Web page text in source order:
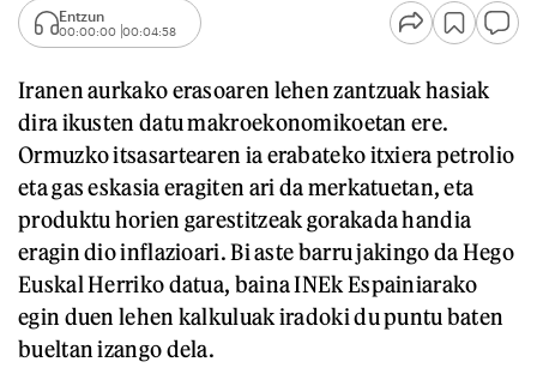
Entzun
00:00:00 00:04:58
Iranen aurkako erasoaren lehen zantzuak hasiak
dira ikusten datu makroekonomikoetan ere.
Ormuzko itsasartearen ia erabateko itxiera petrolio
eta gas eskasia eragiten ari da merkatuetan, eta
produktu horien garestitzeak gorakada handia
eragin dio inflazioari. Bi aste barru jakingo da Hego
Euskal Herriko datua, baina INEk Espainiarako
egin duen lehen kalkuluak iradoki du puntu baten
bueltan izango dela.